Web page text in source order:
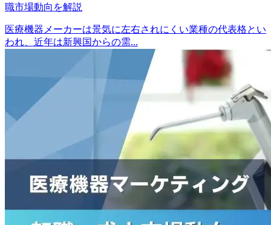
職市場動向を解説
医療機器メーカーは景気に左右されにくい業種の代表格とい
われ、近年は新興国からの需...